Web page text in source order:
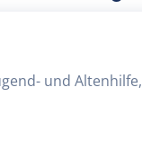
und Altenhilfe,